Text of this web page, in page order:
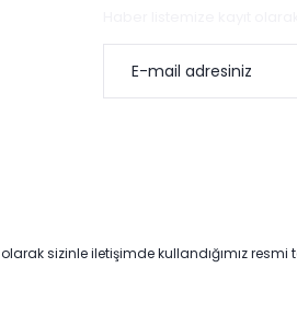
olarak sizinle iletişimde kullandığımız